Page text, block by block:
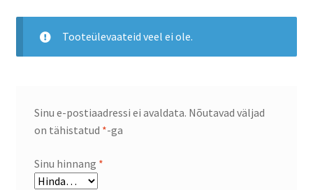
Tooteülevaateid veel ei ole.
Sinu e-postiaadressi ei avaldata. Nõutavad väljad
on tähistatud *-ga
Sinu hinnang *